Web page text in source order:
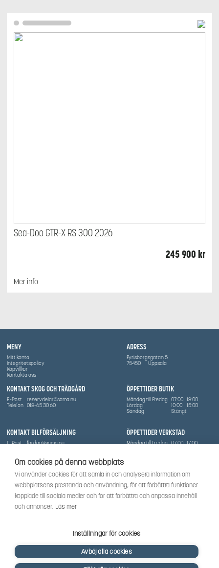
Om cookies på denna webbplats
Vi använder cookies för att samla in och analysera information om
webbplatsens prestanda och användning, för att förbättra funktioner
kopplade till sociala medier och för att förbättra och anpassa innehåll
och annonser. Läs mer
Inställningar för cookies
Avböj alla cookies
Sea-Doo GTR-X RS 300 2026
245 900 kr
Mer info
MENY
Mitt konto
Integritetspolicy
Köpvillkor
Kontakta oss
ÖPPETTIDER BUTIK
Måndag till Fredag 07:00 18:00
Lördag
10:00
15:00
Söndag
Stängt
ÖPPETTIDER VERKSTAD
Måndag till Fredag 07:00 17:00
ADRESS
Fyrisborgsgatan 5
75450
Uppsala
KONTAKT SKOG OCH TRÄDGÅRD
E-Post
reservdelar@sama.nu
Telefon 018-65 30 60
KONTAKT BILFÖRSÄLJNING
E-Post
fordon@sama.nu
Vi har sedan 1970-talet levererat skog-och trädgårdsprodukter till Uppsala med omnejd. Vi
har idag även ett brett utbud av dessa produkter samt BRP:s produktsortiment, gällande
Can-Am, Sea-Doo.
Vi är certifierad serviceverkstad.
SOCIALT